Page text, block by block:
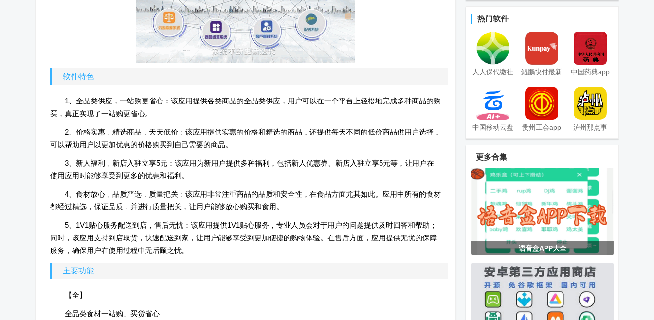
软件特色
1、全品类供应，一站购更省心：该应用提供各类商品的全品类供应，用户可以在一个平台上轻松地完成多种商品的购
买，真正实现了一站购更省心。
2、价格实惠，精选商品，天天低价：该应用提供实惠的价格和精选的商品，还提供每天不同的低价商品供用户选择，
可以帮助用户以更加优惠的价格购买到自己需要的商品。
3、新人福利，新店入驻立享5元：该应用为新用户提供多种福利，包括新人优惠券、新店入驻立享5元等，让用户在
使用应用时能够享受到更多的优惠和福利。
4、食材放心，品质严选，质量把关：该应用非常注重商品的品质和安全性，在食品方面尤其如此。应用中所有的食材
都经过精选，保证品质，并进行质量把关，让用户能够放心购买和食用。
5、1V1贴心服务配送到店，售后无忧：该应用提供1V1贴心服务，专业人员会对于用户的问题提供及时回答和帮助；
同时，该应用支持到店取货，快速配送到家，让用户能够享受到更加便捷的购物体验。在售后方面，应用提供无忧的保障
服务，确保用户在使用过程中无后顾之忧。
主要功能
【全】
全品类食材一站购、买货省心
热门软件
人人保代缴社
鲲鹏快付最新
客户端
中国药典app
中国移动云盘
官方版
贵州工会app
官方版
泸州那点事
app官方版
数英网客户端
指尖水务官方
全国村镇建设
管理平台
灵虎影视app
最新版
app免费版
嗅探大师app
最新版
绿城集团绿小
服app
玄武TV电视版 乘风TV电视版
更多合集
语音盒APP大全